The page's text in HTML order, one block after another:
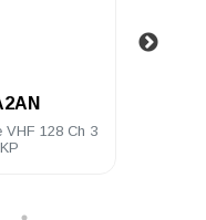
VHF 128 Ch 3